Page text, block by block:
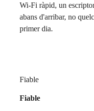
Wi-Fi ràpid, un
abans d'arribar, no
primer dia.
Fiable
Fiable